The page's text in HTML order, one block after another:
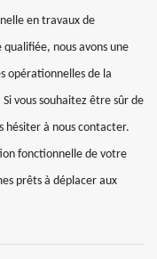
en travaux de
nous avons une
opérationnelles de la
vous souhaitez être sûr de
hésiter à nous contacter.
fonctionnelle de votre
prêts à déplacer aux